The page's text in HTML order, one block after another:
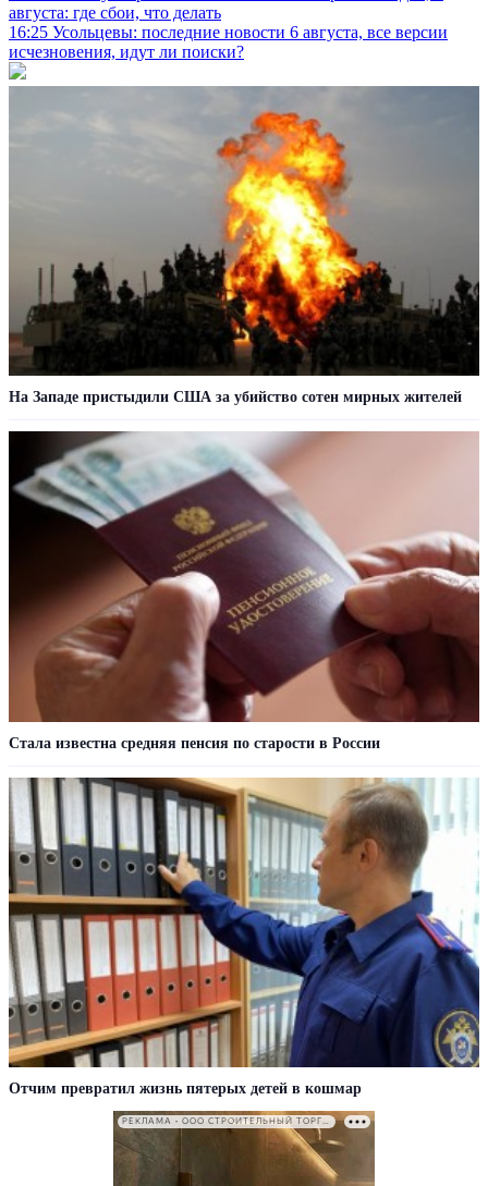
августа: где сбои, что делать
16:25 Усольцевы: последние новости 6 августа, все версии
исчезновения, идут ли поиски?
На Западе пристыдили США за убийство сотен мирных жителей
Стала известна средняя пенсия по старости в России
Отчим превратил жизнь пятерых детей в кошмар
РЕКЛАМА • ООО СТРОИТЕЛЬНЫЙ ТОРГОВЫЙ ДОМ «ПЕТРОВИЧ». ИНН: 7802348846